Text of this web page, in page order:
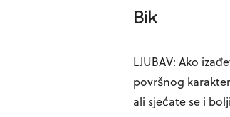
Bik
LJUBAV: Ako
površnog
ali sjećate se i